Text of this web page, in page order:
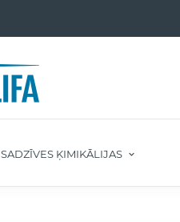
SADZĪVES ĶIMIKĀLIJAS